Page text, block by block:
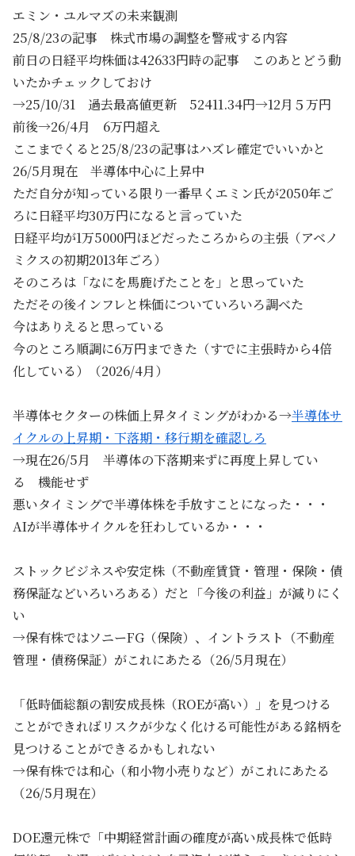
エミン・ユルマズの未来観測
25/8/23の記事 株式市場の調整を警戒する内容
前日の日経平均株価は42633円時の記事 このあとどう動
いたかチェックしておけ
→25/10/31 過去最高値更新 52411.34円→12月５万円
前後→26/4月 6万円超え
ここまでくると25/8/23の記事はハズレ確定でいいかと
26/5月現在 半導体中心に上昇中
ただ自分が知っている限り一番早くエミン氏が2050年ご
ろに日経平均30万円になると言っていた
日経平均が1万5000円ほどだったころからの主張（アベノ
ミクスの初期2013年ごろ）
そのころは「なにを馬鹿げたことを」と思っていた
ただその後インフレと株価についていろいろ調べた
今はありえると思っている
今のところ順調に6万円まできた（すでに主張時から4倍
化している）（2026/4月）
半導体セクターの株価上昇タイミングがわかる→半導体サ
イクルの上昇期・下落期・移行期を確認しろ
→現在26/5月 半導体の下落期来ずに再度上昇してい
る 機能せず
悪いタイミングで半導体株を手放すことになった・・・
AIが半導体サイクルを狂わしているか・・・
ストックビジネスや安定株（不動産賃貸・管理・保険・債
務保証などいろいろある）だと「今後の利益」が減りにく
い
→保有株ではソニーFG（保険）、イントラスト（不動産
管理・債務保証）がこれにあたる（26/5月現在）
「低時価総額の割安成長株（ROEが高い）」を見つける
ことができればリスクが少なく化ける可能性がある銘柄を
見つけることができるかもしれない
→保有株では和心（和小物小売りなど）がこれにあたる
（26/5月現在）
DOE還元株で「中期経営計画の確度が高い成長株で低時